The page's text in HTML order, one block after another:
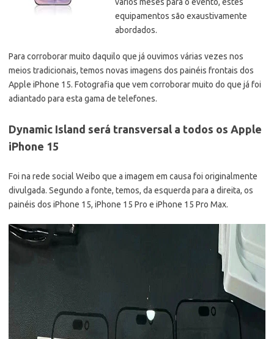
equipamentos são exaustivamente
abordados.
Para corroborar muito daquilo que já ouvimos várias vezes nos
meios tradicionais, temos novas imagens dos painéis frontais dos
Apple iPhone 15. Fotografia que vem corroborar muito do que já foi
adiantado para esta gama de telefones.
Dynamic Island será transversal a todos os Apple
iPhone 15
Foi na rede social Weibo que a imagem em causa foi originalmente
divulgada. Segundo a fonte, temos, da esquerda para a direita, os
painéis dos iPhone 15, iPhone 15 Pro e iPhone 15 Pro Max.